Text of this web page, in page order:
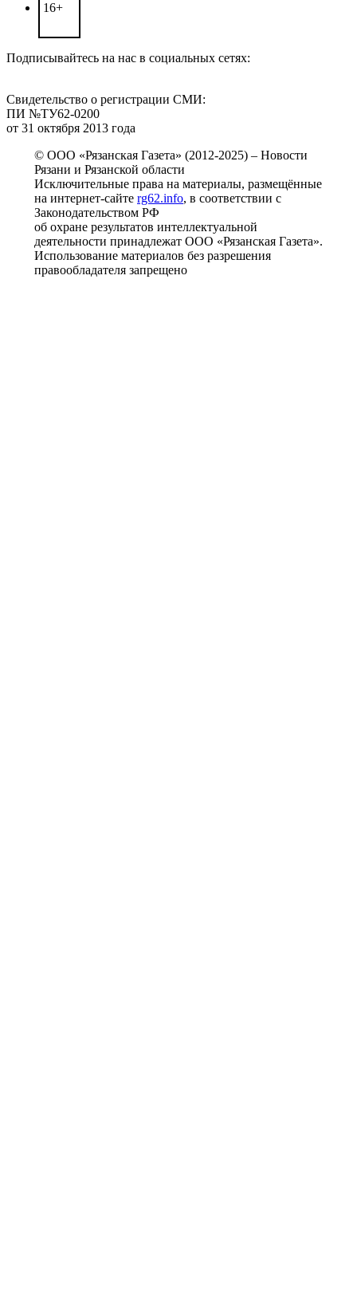
16+
Подписывайтесь на нас в социальных сетях:
Свидетельство о регистрации СМИ:
ПИ №ТУ62-0200
от 31 октября 2013 года
© ООО «Рязанская Газета» (2012-2025) – Новости
Рязани и Рязанской области
Исключительные права на материалы, размещённые
на интернет-сайте rg62.info, в соответствии с
Законодательством РФ
об охране результатов интеллектуальной
деятельности принадлежат ООО «Рязанская Газета».
Использование материалов без разрешения
правообладателя запрещено